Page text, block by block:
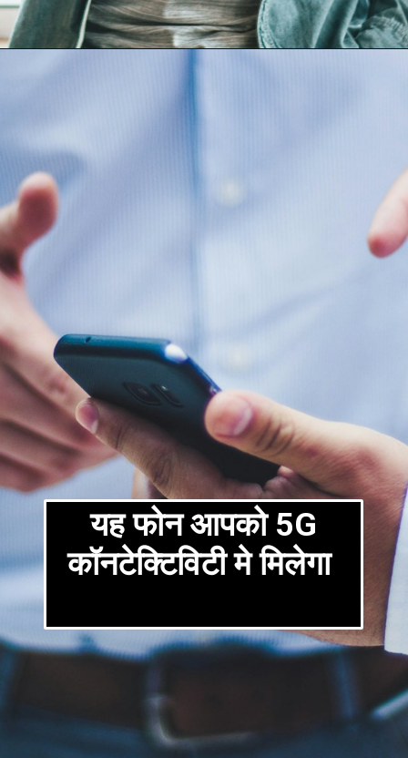
यह फोन आपको 5G
कॉनटेक्टिविटी मे मिलेगा